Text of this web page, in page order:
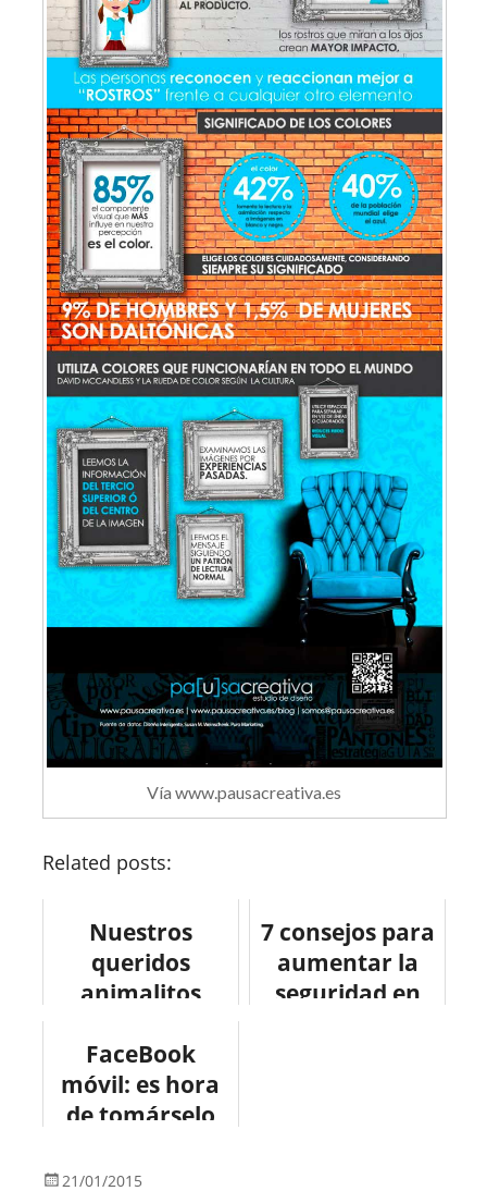
Vía www.pausacreativa.es
Related posts:
Nuestros
queridos
animalitos
7 consejos para
aumentar la
seguridad en
FaceBook
móvil: es hora
de tomárselo
#infografia
21/01/2015